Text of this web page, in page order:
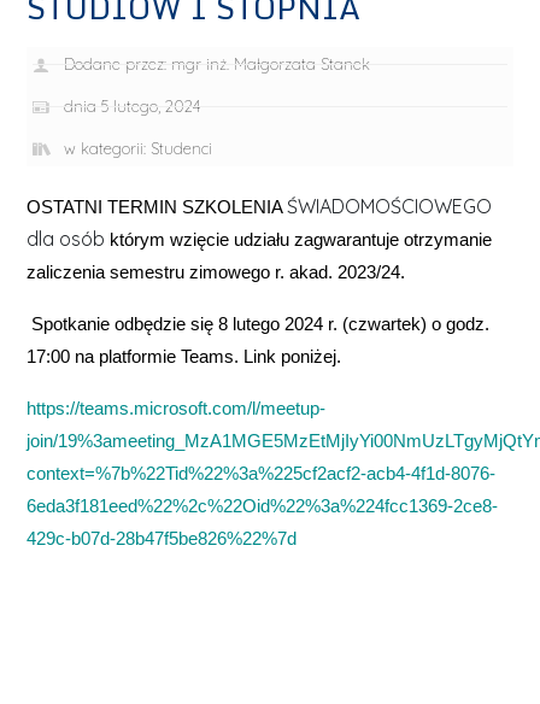
Dodane przez: mgr inż. Małgorzata Stanek
dnia 5 lutego, 2024
w kategorii: Studenci
OSTATNI TERMIN SZKOLENIAŚWIADOMOŚCIOWEGO
dla osób którym wzięcie udziału zagwarantuje otrzymanie
zaliczenia semestru zimowego r. akad. 2023/24.
Spotkanie odbędzie się 8 lutego 2024 r. (czwartek) o godz.
17:00 na platformie Teams. Link poniżej.
https://teams.microsoft.com/l/meetup-
join/
context=%7b%22Tid%22%3a%225cf2acf2-acb4-4f1d-8076-
6eda3f181eed%22%2c%22Oid%22%3a%224fcc1369-2ce8-
429c-b07d-28b47f5be826%22%7d